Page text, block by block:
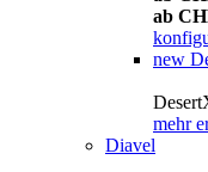
ab
new
mehr
Diavel